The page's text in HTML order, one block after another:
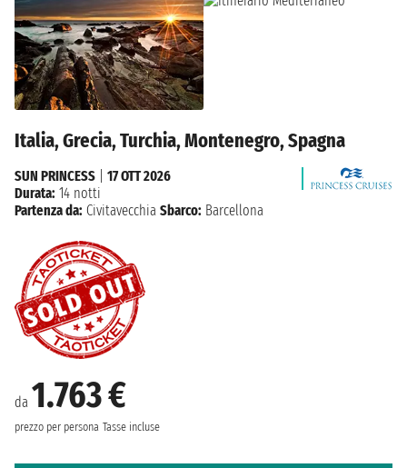
Italia, Grecia, Turchia, Montenegro, Spagna
da 1.763 €
prezzo per persona Tasse incluse
SUN PRINCESS
17 OTT 2026
Durata: 14 notti
Partenza da: Civitavecchia Sbarco: Barcellona